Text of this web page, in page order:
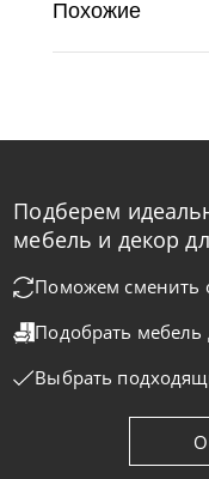
Franco Bianchini
На заказ 45-
Похожие
Подберем
мебель и декор
Поможем сменить
Подобрать мебель
Выбрать